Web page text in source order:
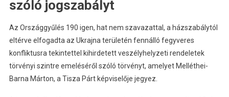
szóló jogszabályt
Az Országgyűlés 190 igen, hat nem szavazattal, a házszabálytól
eltérve elfogadta az Ukrajna területén fennálló fegyveres
konfliktusra tekintettel kihirdetett veszélyhelyzeti rendeletek
törvényi szintre emeléséről szóló törvényt, amelyet Melléthei-
Barna Márton, a Tisza Párt képviselője jegyez.